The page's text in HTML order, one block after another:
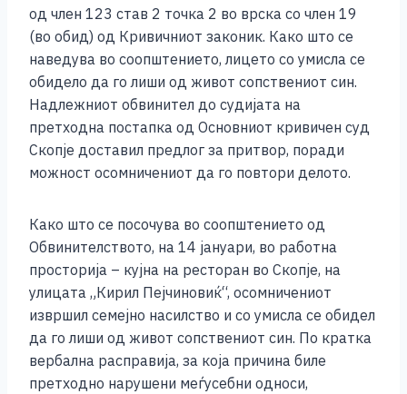
o
o
k
g
er
p
p
n
k
од член 123 став 2 точка 2 во врска со член 19
(во обид) од Кривичниот законик. Како што се
наведува во соопштението, лицето со умисла се
обидело да го лиши од живот сопствениот син.
Надлежниот обвинител до судијата на
претходна постапка од Основниот кривичен суд
Скопје доставил предлог за притвор, поради
можност осомничениот да го повтори делото.
Како што се посочува во соопштението од
Обвинителството, на 14 јануари, во работна
просторија – кујна на ресторан во Скопје, на
улицата „Кирил Пејчиновиќ“, осомничениот
извршил семејно насилство и со умисла се обидел
да го лиши од живот сопствениот син. По кратка
вербална расправија, за која причина биле
претходно нарушени меѓусебни односи,